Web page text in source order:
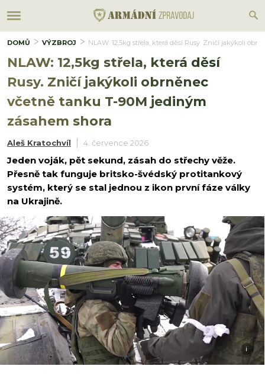
DOMŮ VÝZBROJ NLAW: 12,5kg střela, která děsí Rusy. Zničí jakýkoli
NLAW: 12,5kg střela, která děsí
Rusy. Zničí jakýkoli obrněnec
včetně tanku T-90M jediným
zásahem shora
Aleš Kratochvíl 4. července 2026
Jeden voják, pět sekund, zásah do střechy věže.
Přesně tak funguje britsko-švédský protitankový
systém, který se stal jednou z ikon první fáze války
na Ukrajině.
i